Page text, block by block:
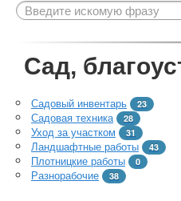
Сад,
Садовый инвентарь 23
Садовая техника 28
Уход за участком 31
Ландшафтные работы 43
Плотницкие работы 0
Разнорабочие 38